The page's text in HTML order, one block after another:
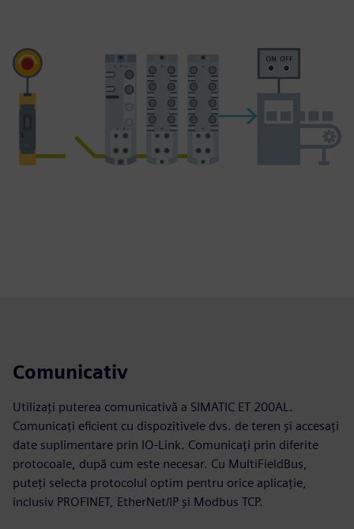
Comunicativ
Utilizați puterea comunicativă a SIMATIC ET 200AL.
Comunicați eficient cu dispozitivele dvs. de teren și accesați
date suplimentare prin IO‑Link. Comunicați prin diferite
protocoale, după cum este necesar. Cu MultiFieldBus,
puteți selecta protocolul optim pentru orice aplicație,
inclusiv PROFINET, EtherNet/IP și Modbus TCP.